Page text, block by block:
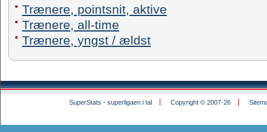
Trænere, pointsnit, aktive
Trænere, all-time
Trænere, yngst / ældst
SuperStats - superligaen i tal Copyright © 2007-26